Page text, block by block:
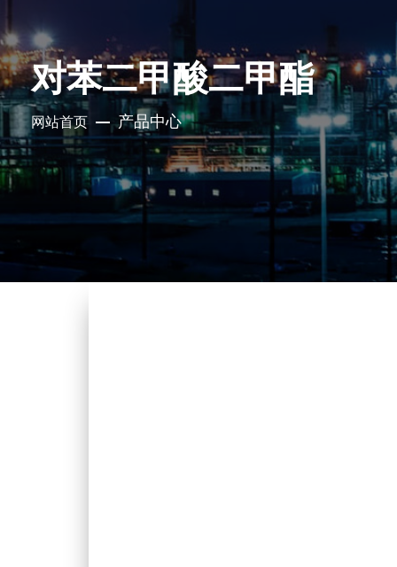
对苯二甲酸二甲酯
网站首页 产品中心